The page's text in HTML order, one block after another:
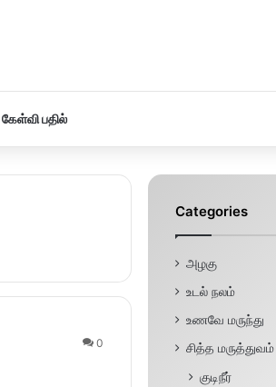
கேள்வி பதில்
0
Categories
அழகு
உடல் நலம்
உணவே மருந்து
சித்த மருத்துவம்
குடிநீர்